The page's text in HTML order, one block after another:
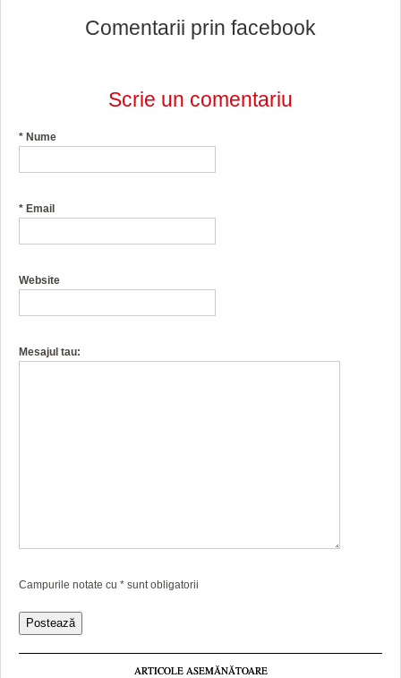
Comentarii prin facebook
Scrie un comentariu
* Nume
* Email
Website
Mesajul tau:
Campurile notate cu * sunt obligatorii
ARTICOLE ASEMĂNĂTOARE